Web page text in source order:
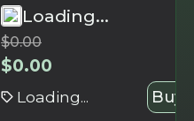
Loading...
$0.00
$0.00
Loading... Buy